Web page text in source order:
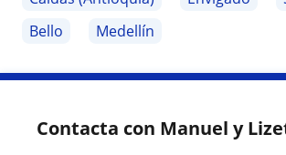
Bello
Medellín
Contacta con Manuel y